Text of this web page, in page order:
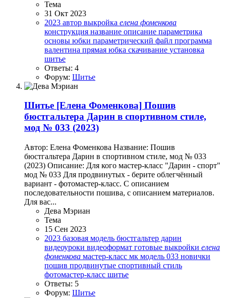
Тема
31 Окт 2023
2023 автор выкройка елена фоменкова
конструкция название описание параметрика
основы юбки параметрический файл программа
валентина прямая юбка скачивание установка
шитье
Ответы: 4
Форум: Шитье
Шитье [Елена Фоменкова] Пошив
бюстгальтера Дарин в спортивном стиле,
мод № 033 (2023)
Автор: Елена Фоменкова Название: Пошив
бюстгальтера Дарин в спортивном стиле, мод № 033
(2023) Описание: Для кого мастер-класс "Дарин - спорт"
мод № 033 Для продвинутых - берите облегчённый
вариант - фотомастер-класс. С описанием
последовательности пошива, с описанием материалов.
Для вас...
Дева Мэриан
Тема
15 Сен 2023
2023 базовая модель бюстгальтер дарин
видеоуроки видеоформат готовые выкройки елена
фоменкова мастер-класс мк модель 033 новички
пошив продвинутые спортивный стиль
фотомастер-класс шитье
Ответы: 5
Форум: Шитье